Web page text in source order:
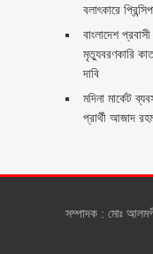
বলাৎকারে
বাংলাদেশ
মৃত্যুবরণকারি
দাবি
মদিনা মার্কেট
প্রার্থী আজাদ
সম্পাদক : মোঃ